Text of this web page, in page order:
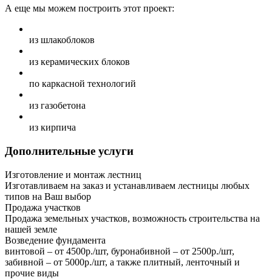
А еще мы можем построить этот проект:
из шлакоблоков
из керамических блоков
по каркасной технологий
из газобетона
из кирпича
Дополнительные услуги
Изготовление и монтаж лестниц
Изготавливаем на заказ и устанавливаем лестницы любых
типов на Ваш выбор
Продажа участков
Продажа земельных участков, возможность строительства на
нашей земле
Возведение фундамента
винтовой – от 4500р./шт, буронабивной – от 2500р./шт,
забивной – от 5000р./шт, а также плитный, ленточный и
прочие виды